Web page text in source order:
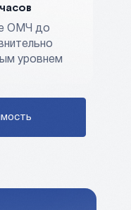
ОМЧ до
уровнем